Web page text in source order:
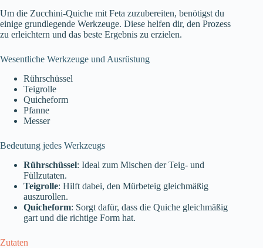
Um die Zucchini-Quiche mit Feta zuzubereiten, benötigst du
einige grundlegende Werkzeuge. Diese helfen dir, den Prozess
zu erleichtern und das beste Ergebnis zu erzielen.
Wesentliche Werkzeuge und Ausrüstung
Rührschüssel
Teigrolle
Quicheform
Pfanne
Messer
Bedeutung jedes Werkzeugs
Rührschüssel: Ideal zum Mischen der Teig- und
Füllzutaten.
Teigrolle: Hilft dabei, den Mürbeteig gleichmäßig
auszurollen.
Quicheform: Sorgt dafür, dass die Quiche gleichmäßig
gart und die richtige Form hat.
Zutaten